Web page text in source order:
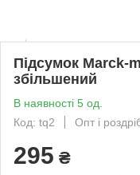
Підсумок Marck-
збільшений
В наявності 5 од.
Код: tq2
Опт і
295 ₴